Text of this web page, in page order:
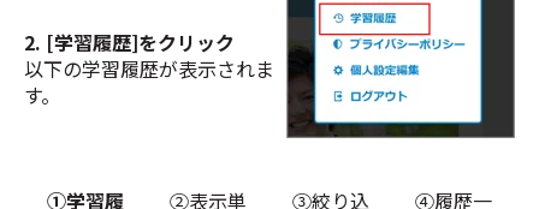
2. [学習履歴]をクリック
以下の学習履歴が表示されま
す。
①学習履
②表示単
③絞り込
④履歴一